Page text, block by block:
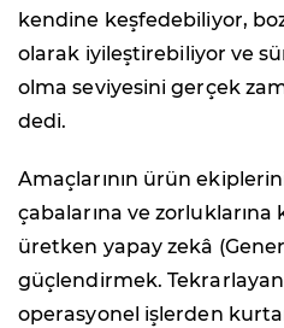
kendine keşfedebiliyor,
olarak iyileştirebiliyor ve
olma seviyesini gerçek
dedi.
Amaçlarının ürün
çabalarına ve zorluklarına
üretken yapay zekâ
güçlendirmek.
operasyonel işlerden